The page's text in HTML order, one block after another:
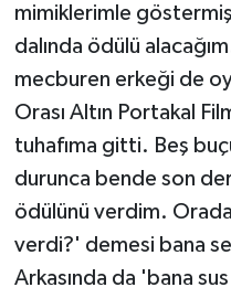
mimiklerimle
dalında ödülü
mecburen erkeği de
Orası Altın Portakal
tuhafıma gitti. Beş
durunca bende son
ödülünü verdim.
verdi?' demesi bana
Arkasında da 'bana